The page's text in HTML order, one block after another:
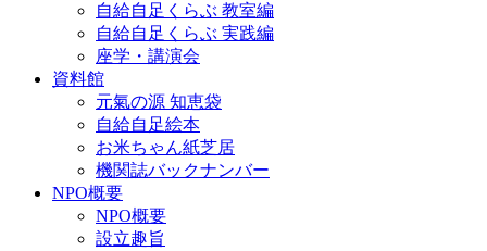
自給自足くらぶ 教室編
自給自足くらぶ 実践編
座学・講演会
資料館
元氣の源 知恵袋
自給自足絵本
お米ちゃん紙芝居
機関誌バックナンバー
NPO概要
NPO概要
設立趣旨